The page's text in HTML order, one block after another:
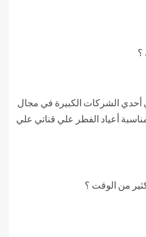
؟
أحدي الشركات الكبيرة في مجال
أعياد الفطر علي قناتي علي
من الوقت ؟